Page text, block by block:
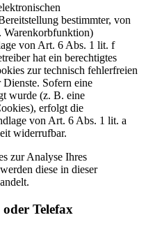
bestimmter, von
Warenkorbfunktion)
von Art. 6 Abs. 1 lit. f
hat ein berechtigtes
zur technisch fehlerfreien
Sofern eine
wurde (z. B. eine
erfolgt die
von Art. 6 Abs. 1 lit. a
widerrufbar.
zur Analyse Ihres
diese in dieser
Telefax